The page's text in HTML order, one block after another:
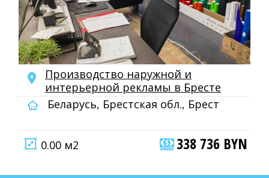
Производство наружной и
интерьерной рекламы в Бресте
Беларусь, Брестская обл., Брест
0.00 м2 338 736 BYN